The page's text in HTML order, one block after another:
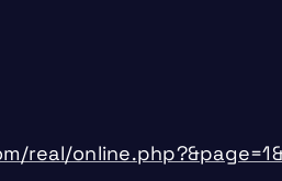
real/